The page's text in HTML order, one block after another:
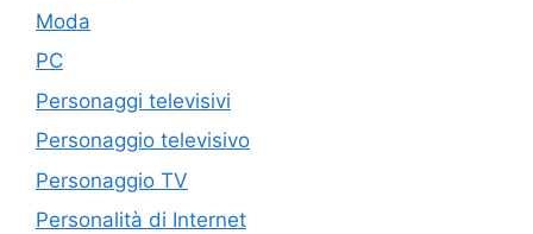
Moda
PC
Personaggi televisivi
Personaggio televisivo
Personaggio TV
Personalità di Internet